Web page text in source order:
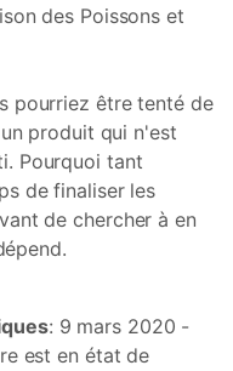
des Poissons et
pourriez être tenté de
produit qui n'est
Pourquoi tant
de finaliser les
de chercher à en
: 9 mars 2020 -
est en état de